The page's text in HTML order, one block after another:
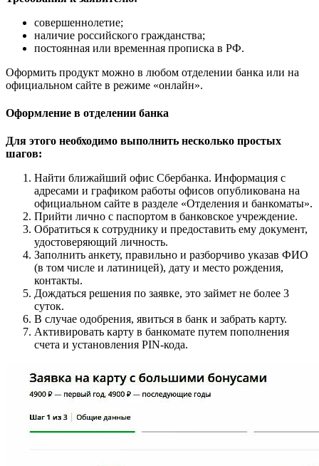
совершеннолетие;
наличие российского гражданства;
постоянная или временная прописка в РФ.
Оформить продукт можно в любом отделении банка или на
официальном сайте в режиме «онлайн».
Оформление в отделении банка
Для этого необходимо выполнить несколько простых
шагов:
Найти ближайший офис Сбербанка. Информация с
адресами и графиком работы офисов опубликована на
официальном сайте в разделе «Отделения и банкоматы».
Прийти лично с паспортом в банковское учреждение.
Обратиться к сотруднику и предоставить ему документ,
удостоверяющий личность.
Заполнить анкету, правильно и разборчиво указав ФИО
(в том числе и латиницей), дату и место рождения,
контакты.
Дождаться решения по заявке, это займет не более 3
суток.
В случае одобрения, явиться в банк и забрать карту.
Активировать карту в банкомате путем пополнения
счета и установления PIN-кода.